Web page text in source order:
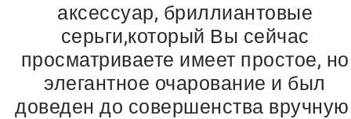
аксессуар, бриллиантовые
серьги,который Вы сейчас
просматриваете имеет простое, но
элегантное очарование и был
доведен до совершенства